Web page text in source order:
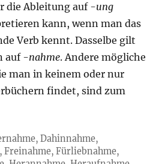
die Ableitung auf -ung
kann, wenn man das
Verb kennt. Dasselbe gilt
auf -nahme. Andere mögliche
man in keinem oder nur
findet, sind zum
Dahinnahme,
Freinahme, Fürliebnahme,